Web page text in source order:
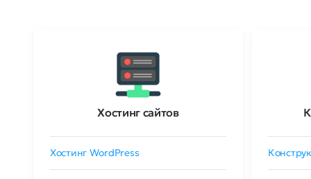
Хостинг сайтов
Хостинг WordPress